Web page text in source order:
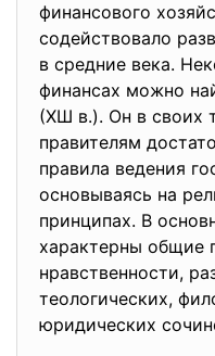
финансового
содействовало
в средние века.
финансах можно
(ХШ в.). Он в своих
правителям
правила ведения
основываясь на
принципах. В
характерны общие
нравственности,
теологических,
юридических